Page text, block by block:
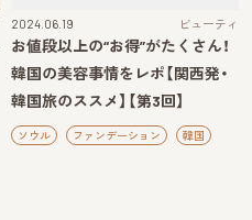
2024.06.19 ビューティ
お値段以上の“お得”がたくさん！
韓国の美容事情をレポ【関西発・
韓国旅のススメ】【第3回】
ソウル ファンデーション 韓国